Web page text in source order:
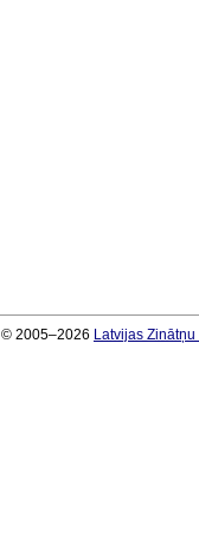
© 2005–2026 Latvijas